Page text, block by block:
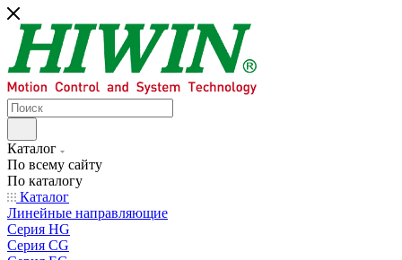
Каталог
По всему сайту
По каталогу
Каталог
Линейные направляющие
Серия HG
Серия CG